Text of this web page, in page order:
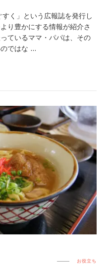
く」という広報誌を発行し
り豊かにする情報が紹介さ
ているママ・パパは、その
ではな …
お役立ち